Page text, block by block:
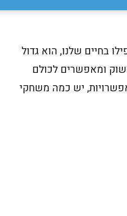
בחיים שלנו, הוא גדול
ומאפשרים לכולם
יש כמה משחקי